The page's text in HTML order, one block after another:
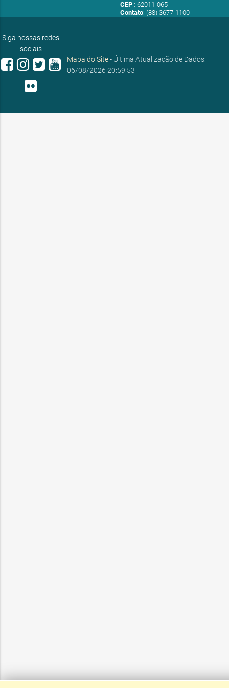
CEP.: 62011-065
Contato: (88) 3677-1100
Siga nossas redes
sociais
Mapa do Site- Última Atualização de Dados:
06/08/2026 20:59:53